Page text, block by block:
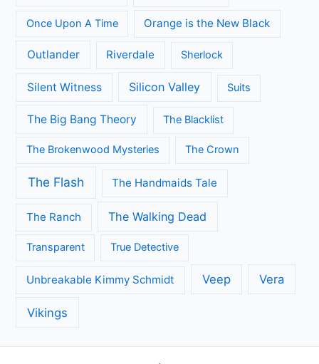
Once Upon A Time Orange is the New Black
Outlander Riverdale Sherlock
Silent Witness Silicon Valley Suits
The Big Bang Theory The Blacklist
The Brokenwood Mysteries The Crown
The Flash The Handmaids Tale
The Ranch The Walking Dead
Transparent True Detective
Unbreakable Kimmy Schmidt Veep Vera
Vikings